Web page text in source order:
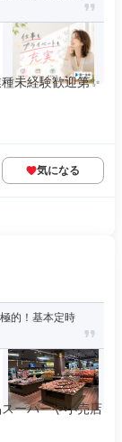
未経験歓迎第✨
気になる
的！基本定時
ーパーや小売店